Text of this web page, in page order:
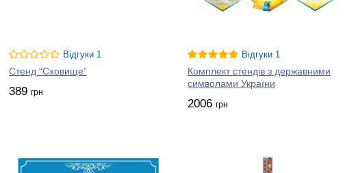
Відгуки 1
Стенд “Сховище”
389 грн
Відгуки 1
Комплект стендів з державними
символами України
2006 грн